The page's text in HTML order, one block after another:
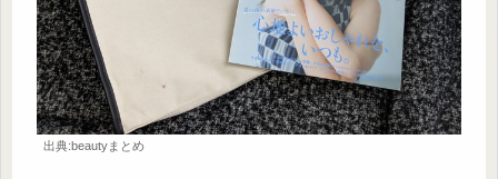
出典:beautyまとめ